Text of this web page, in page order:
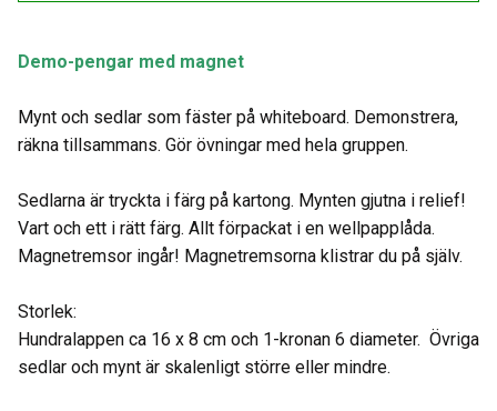
Demo-pengar med magnet
Mynt och sedlar som fäster på whiteboard. Demonstrera,
räkna tillsammans. Gör övningar med hela gruppen.
Sedlarna är tryckta i färg på kartong. Mynten gjutna i relief!
Vart och ett i rätt färg. Allt förpackat i en wellpapplåda.
Magnetremsor ingår! Magnetremsorna klistrar du på själv.
Storlek:
Hundralappen ca 16 x 8 cm och 1-kronan 6 diameter. Övriga
sedlar och mynt är skalenligt större eller mindre.